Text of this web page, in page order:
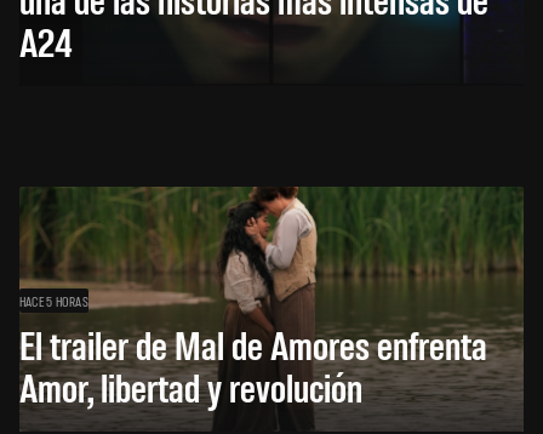
A24
HACE 5 HORAS
El trailer de Mal de Amores enfrenta
Amor, libertad y revolución